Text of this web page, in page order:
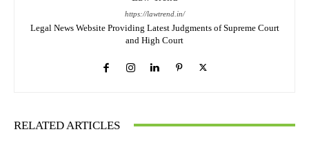
https://lawtrend.in/
Legal News Website Providing Latest Judgments of Supreme Court
and High Court
RELATED ARTICLES